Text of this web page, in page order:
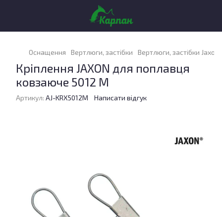
Оснащення Вертлюги, застібки Вертлюги, застібки Jaxon
Кріплення JAXON для поплавця
ковзаюче 5012 M
Артикул: AJ-KRX5012M Написати відгук